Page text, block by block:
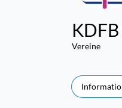
Vereine